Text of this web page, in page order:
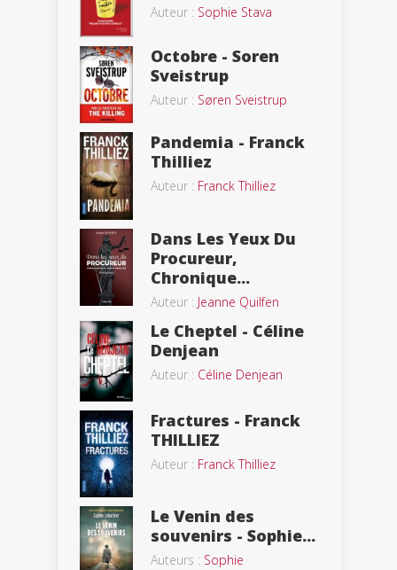
Auteur : Sophie Stava
Octobre - Soren
Sveistrup
Auteur : Søren Sveistrup
Pandemia - Franck
Thilliez
Auteur : Franck Thilliez
Dans Les Yeux Du
Procureur,
Chronique...
Auteur : Jeanne Quilfen
Le Cheptel - Céline
Denjean
Auteur : Céline Denjean
Fractures - Franck
THILLIEZ
Auteur : Franck Thilliez
Le Venin des
souvenirs - Sophie...
Auteurs : Sophie